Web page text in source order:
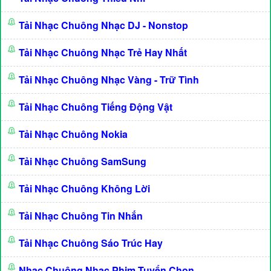
Tải Nhạc Chuông Nhạc DJ - Nonstop
Tải Nhạc Chuông Nhạc Trẻ Hay Nhất
Tải Nhạc Chuông Nhạc Vàng - Trữ Tình
Tải Nhạc Chuông Tiếng Động Vật
Tải Nhạc Chuông Nokia
Tải Nhạc Chuông SamSung
Tải Nhạc Chuông Không Lời
Tải Nhạc Chuông Tin Nhắn
Tải Nhạc Chuông Sáo Trúc Hay